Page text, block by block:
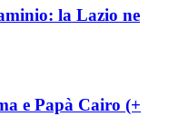
la Lazio ne
e Papà Cairo (+